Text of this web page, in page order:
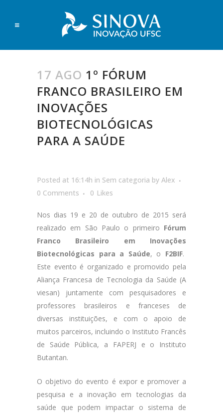
17 AGO 1º F​ÓRUM
FRANCO BRASILEIRO EM
INOVAÇÕES
BIOTECNOLÓGICAS
PARA A SAÚDE
Posted at 16:14h in Sem categoria by Alex
0 Comments
0 Likes
Nos dias 19 e 20 de outubro de 2015 será
realizado em São Paulo o primeiro F​órum
Franco Brasileiro em Inovações
Biotecnológicas para a Saúde, o F2BIF.
Este evento é organizado e promovido pela
Aliança Francesa de Tecnologia da Saúde (A​
viesan) juntamente com pesquisadores e
professores brasileiros e franceses de
diversas instituições, e com o apoio de
muitos parceiros, incluindo o Instituto Francês
de Saúde Pública, a FAPERJ e o Instituto
Butantan.
O objetivo do evento é expor e promover a
pesquisa e a inovação em tecnologias da
saúde que podem impactar o sistema de